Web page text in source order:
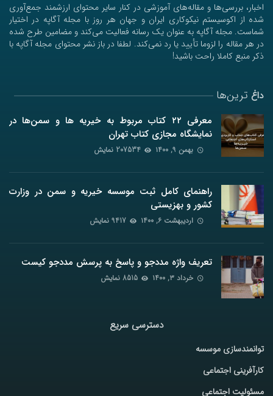
اخبار، بررسی‌ها و مقاله‌های آموزشی در کنار سایر محتوای ارزشمند جمع‌آوری
شده از اکوسیستم نیکوکاری ایران و جهان هر روز با مجله آگاپه در اختیار
شماست. مجله آگاپه به عنوان یک رسانه فعالیت می‌کند و مضامین طرح شده
در هر مقاله را لزوما تأیید یا رد نمی‌کند. لطفا در باز نشر محتوای مجله آگاپه با
ذکر منبع کاملا راحت باشید!
داغ ترین‌ها
معرفی ۲۲ کتاب مربوط به خیریه ها و سمن‌ها در
نمایشگاه مجازی کتاب تهران
بهمن ۹, ۱۴۰۰ 207534 نمایش
راهنمای کامل ثبت موسسه خیریه و سمن در وزارت
کشور و بهزیستی
اردیبهشت ۶, ۱۴۰۰ 9417 نمایش
تعریف واژه مددجو و پاسخ به پرسش مددجو کیست
خرداد ۳, ۱۴۰۰ 8515 نمایش
دسترسی سریع
توانمندسازی موسسه
کارآفرینی اجتماعی
مسئولیت اجتماعی